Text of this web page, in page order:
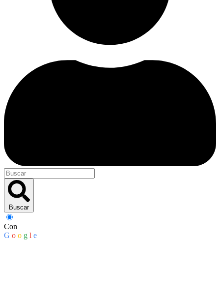
Buscar
Con
G o o g l e